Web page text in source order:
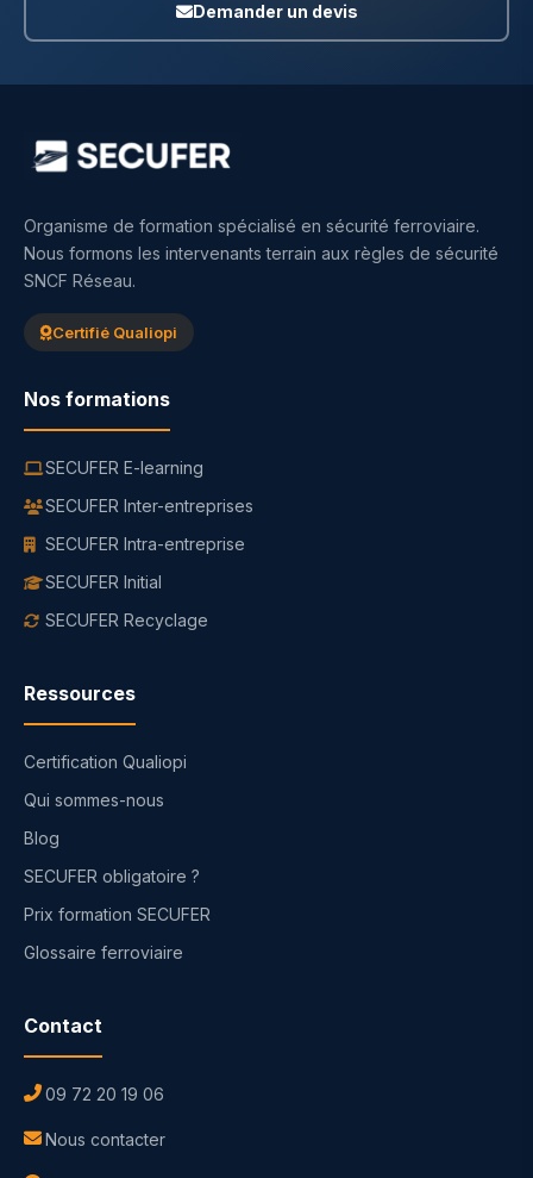
Demander un devis
Organisme de formation spécialisé en sécurité ferroviaire.
Nous formons les intervenants terrain aux règles de sécurité
SNCF Réseau.
Certifié Qualiopi
Nos formations
SECUFER E-learning
SECUFER Inter-entreprises
SECUFER Intra-entreprise
SECUFER Initial
SECUFER Recyclage
Ressources
Certification Qualiopi
Qui sommes-nous
Blog
SECUFER obligatoire ?
Prix formation SECUFER
Glossaire ferroviaire
Contact
09 72 20 19 06
Nous contacter